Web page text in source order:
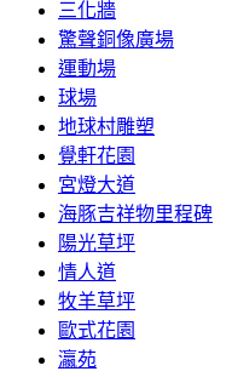
三化牆
驚聲銅像廣場
運動場
球場
地球村雕塑
覺軒花園
宮燈大道
海豚吉祥物里程碑
陽光草坪
情人道
牧羊草坪
歐式花園
瀛苑